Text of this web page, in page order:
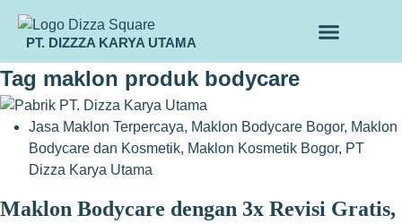
PT. DIZZZA KARYA UTAMA
Tag maklon produk bodycare
Jasa Maklon Terpercaya, Maklon Bodycare Bogor, Maklon
Bodycare dan Kosmetik, Maklon Kosmetik Bogor, PT
Dizza Karya Utama
Maklon Bodycare dengan 3x Revisi Gratis,